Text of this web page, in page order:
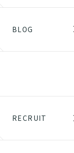
BLOG
RECRUIT